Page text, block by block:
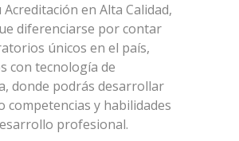
Acreditación en Alta Calidad,
diferenciarse por contar
únicos en el país,
con tecnología de
donde podrás desarrollar
competencias y habilidades
profesional.